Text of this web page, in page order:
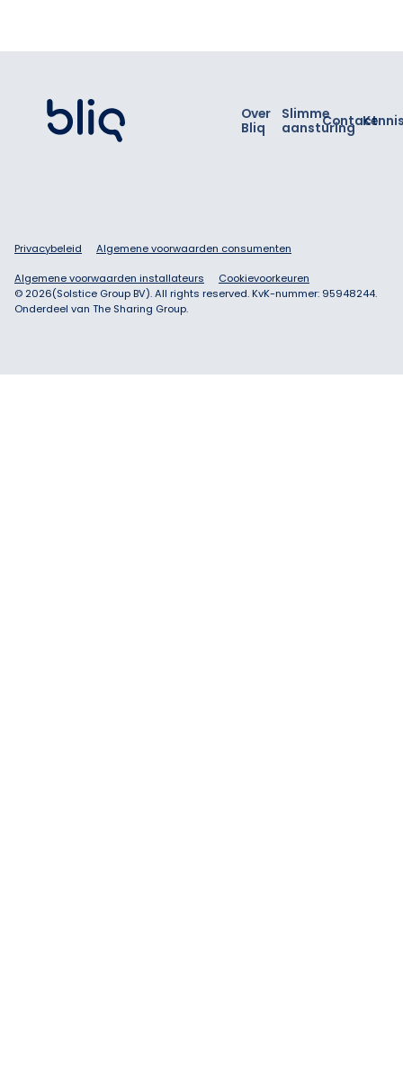
Over
Bliq
Slimme
aansturing
Contact
Privacybeleid Algemene voorwaarden consumenten
Algemene voorwaarden installateurs
Cookievoorkeuren
© 2026(Solstice Group BV). All rights reserved. KvK-nummer: 95948244.
Onderdeel van The Sharing Group.